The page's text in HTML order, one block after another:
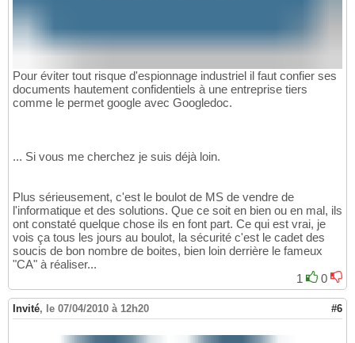
Pour éviter tout risque d'espionnage industriel il faut confier ses
documents hautement confidentiels à une entreprise tiers
comme le permet google avec Googledoc.
... Si vous me cherchez je suis déjà loin.
Plus sérieusement, c'est le boulot de MS de vendre de
l'informatique et des solutions. Que ce soit en bien ou en mal, ils
ont constaté quelque chose ils en font part. Ce qui est vrai, je
vois ça tous les jours au boulot, la sécurité c'est le cadet des
soucis de bon nombre de boites, bien loin derrière le fameux
"CA" à réaliser...
1
0
Invité, le 07/04/2010 à 12h20 #6